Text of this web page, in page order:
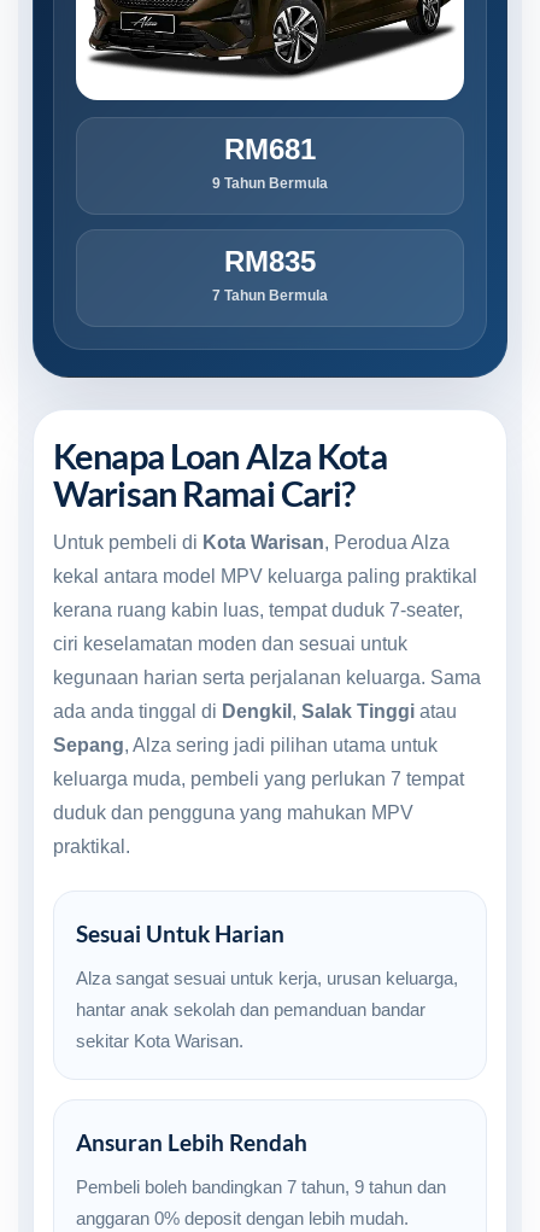
RM681
9 Tahun Bermula
RM835
7 Tahun Bermula
Kenapa Loan Alza Kota
Warisan Ramai Cari?
Untuk pembeli di Kota Warisan, Perodua Alza
kekal antara model MPV keluarga paling praktikal
kerana ruang kabin luas, tempat duduk 7-seater,
ciri keselamatan moden dan sesuai untuk
kegunaan harian serta perjalanan keluarga. Sama
ada anda tinggal di Dengkil , Salak Tinggi atau
Sepang, Alza sering jadi pilihan utama untuk
keluarga muda, pembeli yang perlukan 7 tempat
duduk dan pengguna yang mahukan MPV
praktikal.
Sesuai Untuk Harian
Alza sangat sesuai untuk kerja, urusan keluarga,
hantar anak sekolah dan pemanduan bandar
sekitar Kota Warisan.
Ansuran Lebih Rendah
Pembeli boleh bandingkan 7 tahun, 9 tahun dan
anggaran 0% deposit dengan lebih mudah.